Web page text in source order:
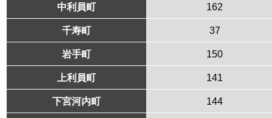
中利員町 162
千寿町 37
岩手町 150
上利員町 141
下宮河内町 144